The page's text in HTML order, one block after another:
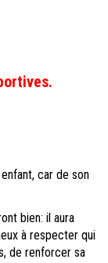
car de son
bien: il aura
à respecter qui
de renforcer sa